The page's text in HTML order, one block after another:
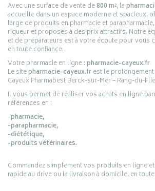
Avec une surface de vente de800 m², la
accueille dans un espace moderne et spacieux,
large de produits en pharmacie et
rigueur et proposés à des prix attractifs. Notre
et de préparateurs est à votre écoute pour vous
en toute confiance.
Votre pharmacie en ligne :pharmacie-cayeux.fr
Le sitepharmacie-cayeux.frest le
Cayeux Pharmabest Berck-sur-Mer – Rang-du-
Il vous permet de réaliser vos achats en ligne
références en :
-pharmacie,
-parapharmacie,
-diététique,
-produits vétérinaires.
Commandez simplement vos produits en ligne
rapide au drive ou la livraison à domicile, en